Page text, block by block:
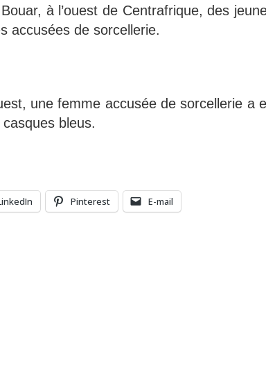
à l’ouest de Centrafrique, des
accusées de sorcellerie.
une femme accusée de sorcellerie a
bleus.
Pinterest E-mail